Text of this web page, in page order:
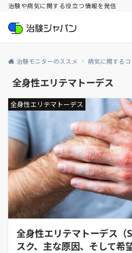
治験や病気に関する役立つ情報を発信
治験モニターのススメ 病気に関するコ
全身性エリテマトーデス
全身性エリテマトーデス
全身性エリテマトーデス（
スク、主な原因、そして希